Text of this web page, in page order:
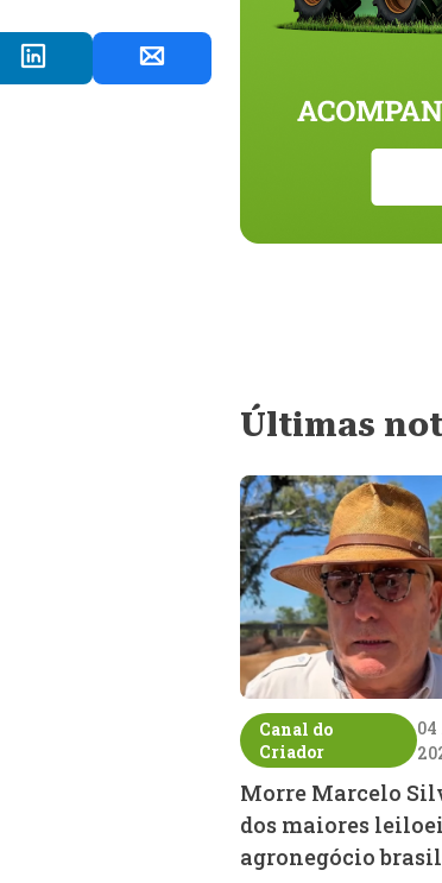
Últimas
Canal do
Criador
04
Morre Marcelo
dos maiores
agronegócio